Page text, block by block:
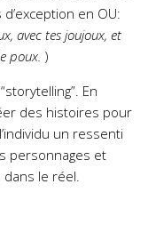
en OU:
avec tes joujoux, et
poux. )
En
des histoires pour
un ressenti
personnages et
le réel.